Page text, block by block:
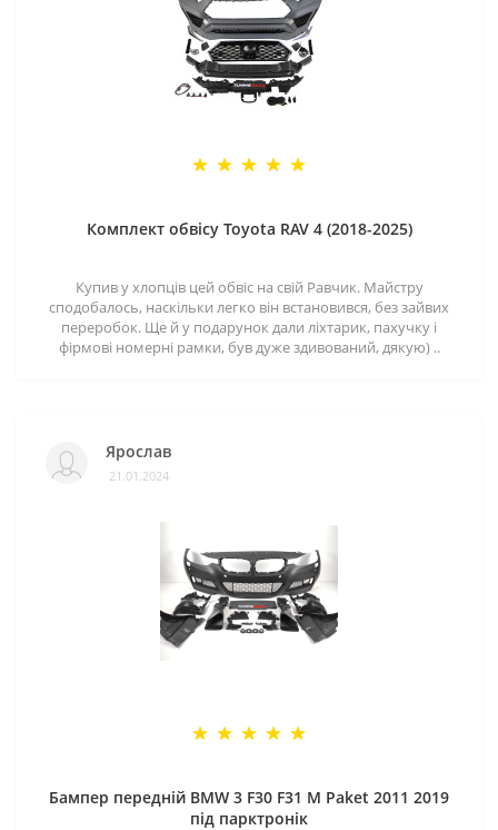
Комплект обвісу Toyota RAV 4 (2018-2025)
Купив у хлопців цей обвіс на свій Равчик. Майстру
сподобалось, наскільки легко він встановився, без зайвих
переробок. Ще й у подарунок дали ліхтарик, пахучку і
фірмові номерні рамки, був дуже здивований, дякую) ..
Ярослав
21.01.2024
Бампер передній BMW 3 F30 F31 M Paket 2011 2019
під парктронік